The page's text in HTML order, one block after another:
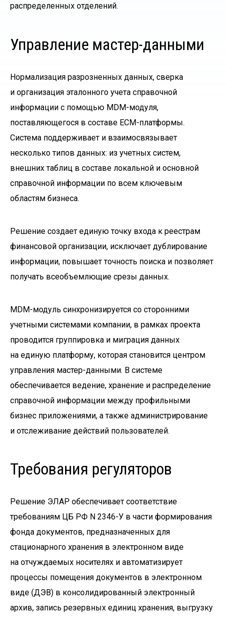
распределенных отделений.
Управление мастер-данными
Нормализация разрозненных данных, сверка
и организация эталонного учета справочной
информации с помощью MDM-модуля,
поставляющегося в составе ECM-платформы.
Система поддерживает и взаимосвязывает
несколько типов данных: из учетных систем,
внешних таблиц в составе локальной и основной
справочной информации по всем ключевым
областям бизнеса.
Решение создает единую точку входа к реестрам
финансовой организации, исключает дублирование
информации, повышает точность поиска и позволяет
получать всеобъемлющие срезы данных.
MDM-модуль синхронизируется со сторонними
учетными системами компании, в рамках проекта
проводится группировка и миграция данных
на единую платформу, которая становится центром
управления мастер-данными. В системе
обеспечивается ведение, хранение и распределение
справочной информации между профильными
бизнес приложениями, а также администрирование
и отслеживание действий пользователей.
Требования регуляторов
Решение ЭЛАР обеспечивает соответствие
требованиям ЦБ РФ N 2346-У в части формирования
фонда документов, предназначенных для
стационарного хранения в электронном виде
на отчуждаемых носителях и автоматизирует
процессы помещения документов в электронном
виде (ДЭВ) в консолидированный электронный
архив, запись резервных единиц хранения, выгрузку